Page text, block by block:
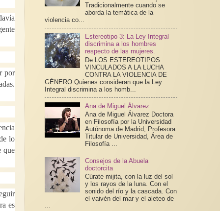
por
lo
que
es
Tradicionalmente cuando se
aborda la temática de la
violencia co...
Estereotipo 3: La Ley Integral
discrimina a los hombres
respecto de las mujeres.
De LOS ESTEREOTIPOS
VINCULADOS A LA LUCHA
CONTRA LA VIOLENCIA DE
GÉNERO Quienes consideran que la Ley
Integral discrimina a los homb...
Ana de Miguel Álvarez
Ana de Miguel Álvarez Doctora
en Filosofía por la Universidad
Autónoma de Madrid; Profesora
Titular de Universidad, Área de
Filosofía ...
Consejos de la Abuela
doctorcita
Cúrate mijita, con la luz del sol
y los rayos de la luna. Con el
sonido del río y la cascada. Con
el vaivén del mar y el aleteo de
...